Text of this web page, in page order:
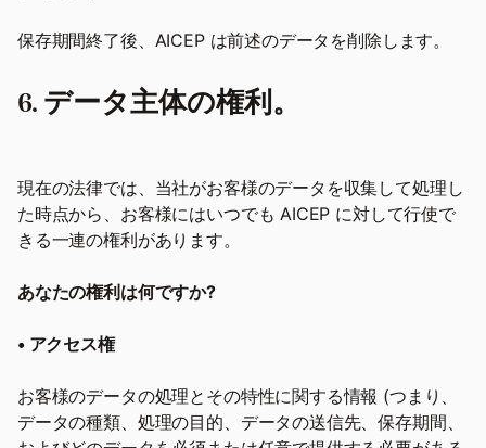
保存期間終了後、AICEP は前述のデータを削除します。
6. データ主体の権利。
現在の法律では、当社がお客様のデータを収集して処理し
た時点から、お客様にはいつでも AICEP に対して行使で
きる一連の権利があります。
あなたの権利は何ですか?
• アクセス権
お客様のデータの処理とその特性に関する情報 (つまり、
データの種類、処理の目的、データの送信先、保存期間、